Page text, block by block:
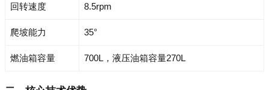
回转速度 8.5rpm
爬坡能力 35°
燃油箱容量 700L，液压油箱容量270L